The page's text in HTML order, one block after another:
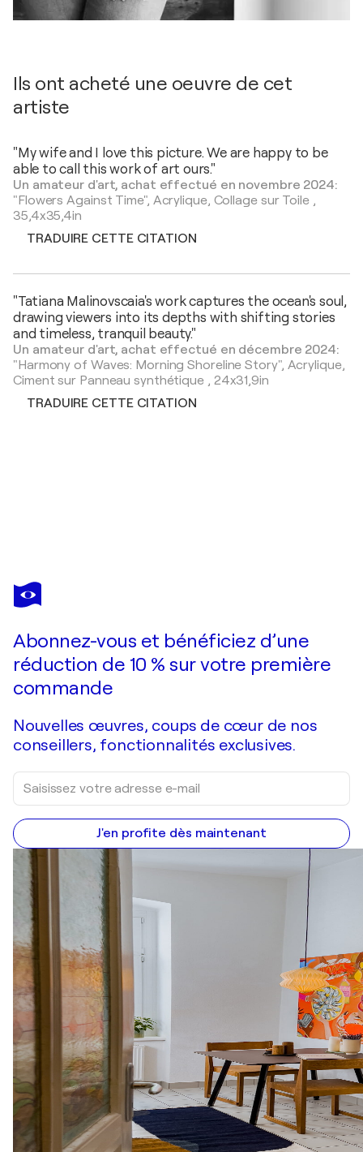
Ils ont acheté une oeuvre de cet
artiste
"My wife and I love this picture. We are happy to be
able to call this work of art ours."
Un amateur d'art, achat effectué en novembre 2024:
"Flowers Against Time", Acrylique, Collage sur Toile,
35,4x35,4in
TRADUIRE CETTE CITATION
"Tatiana Malinovscaia's work captures the ocean's soul,
drawing viewers into its depths with shifting stories
and timeless, tranquil beauty."
Un amateur d'art, achat effectué en décembre 2024:
"Harmony of Waves: Morning Shoreline Story", Acrylique,
Ciment sur Panneau synthétique , 24x31,9in
TRADUIRE CETTE CITATION
TATIANA MALINOVSCAIA
Abonnez-vous et bénéficiez d’une
réduction de 10 % sur votre première
commande
Nouvelles œuvres, coups de cœur de nos
conseillers, fonctionnalités exclusives.
J'en profite dès maintenant